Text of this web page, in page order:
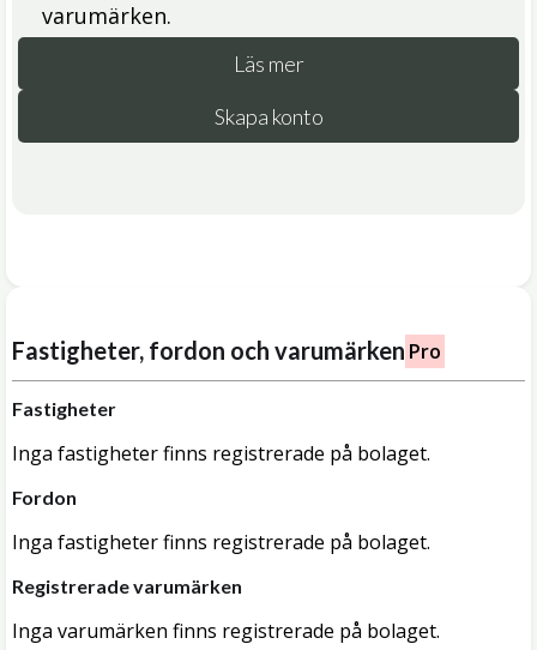
varumärken.
Läs mer
Skapa konto
Fastigheter, fordon och varumärken Pro
Fastigheter
Inga fastigheter finns registrerade på bolaget.
Fordon
Inga fastigheter finns registrerade på bolaget.
Registrerade varumärken
Inga varumärken finns registrerade på bolaget.